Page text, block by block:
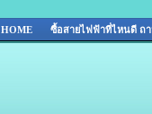
HOME ซื้อสายไฟฟ้าที่ไหนดี ถ